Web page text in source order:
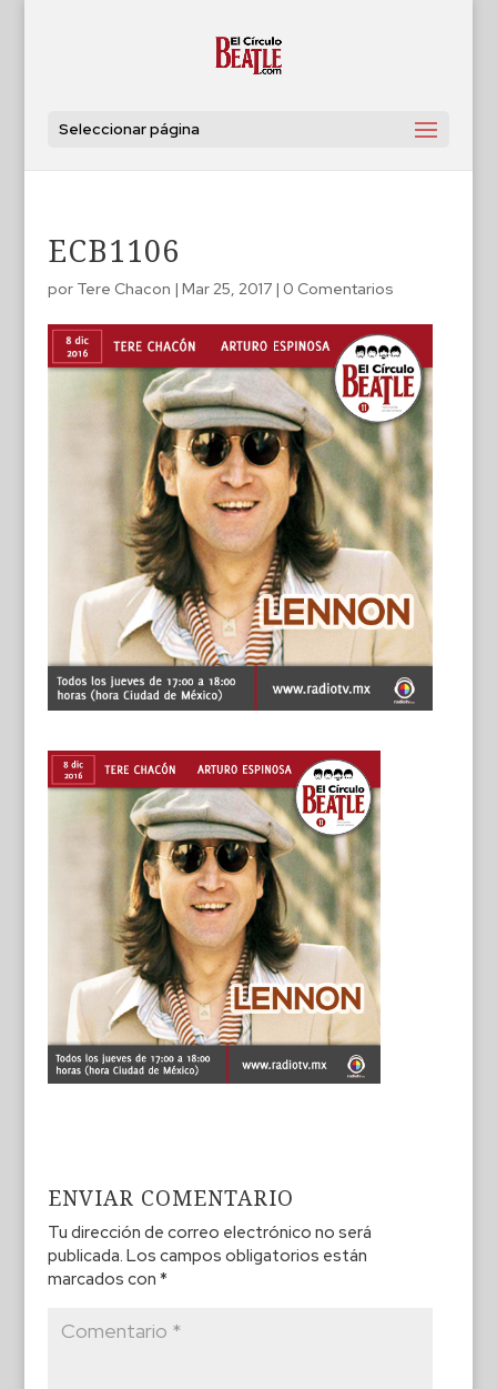
Seleccionar página
ECB1106
por Tere Chacon | Mar 25, 2017| 0 Comentarios
ENVIAR COMENTARIO
Tu dirección de correo electrónico no será
publicada. Los campos obligatorios están
marcados con *